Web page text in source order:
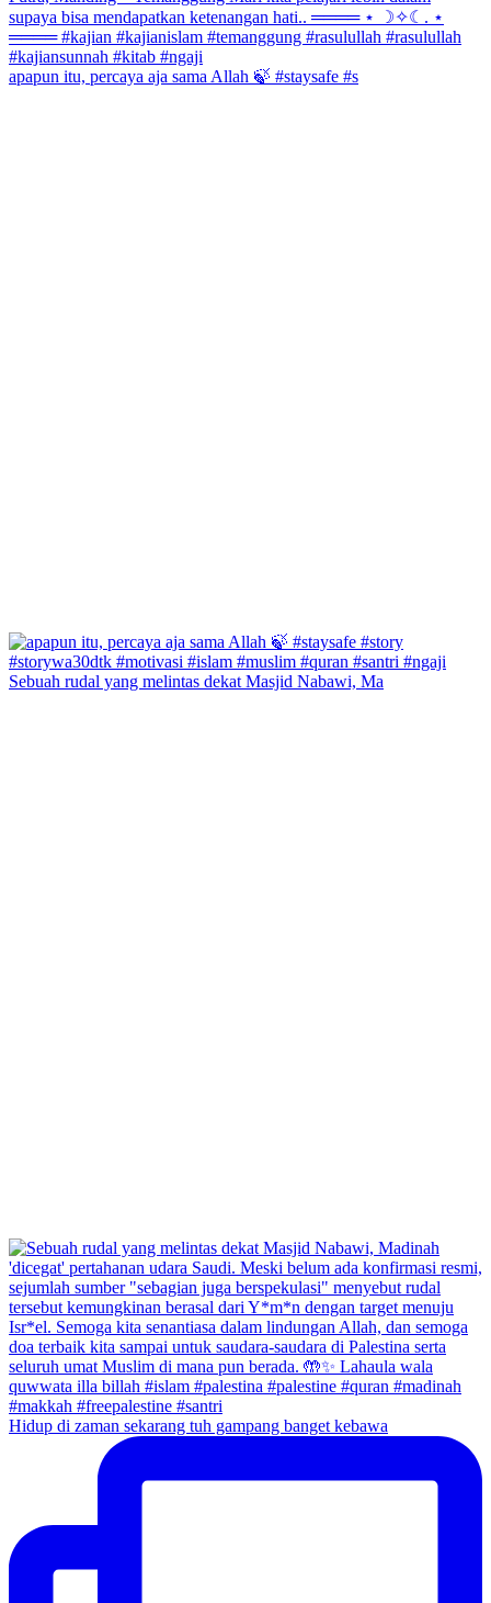
apapun itu, percaya aja sama Allah 🍃 #staysafe #s
Sebuah rudal yang melintas dekat Masjid Nabawi, Ma
Hidup di zaman sekarang tuh gampang banget kebawa